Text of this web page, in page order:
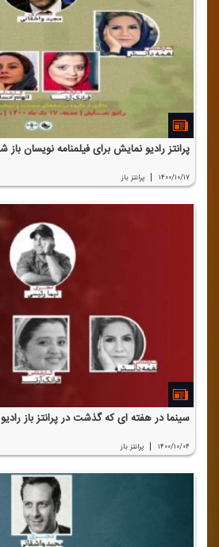
پرانتز رادیو نمایش برای فیلمنامه نویسان باز
۱۴۰۰/۱۰/۱۷ | پرانتز باز
سینما در هفته ای كه گذشت در پرانتز باز
۱۴۰۰/۱۰/۰۴ | پرانتز باز